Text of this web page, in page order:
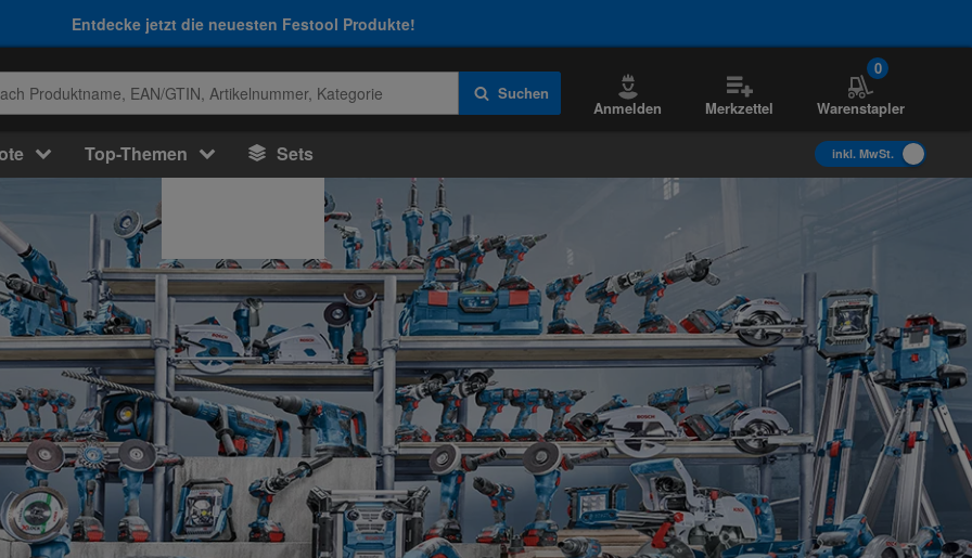
Entdecke jetzt die neuesten Festool Produkte!
Suchen
Anmelden Merkzettel
0
Warenstapler
Top-Themen Sets inkl. MwSt.